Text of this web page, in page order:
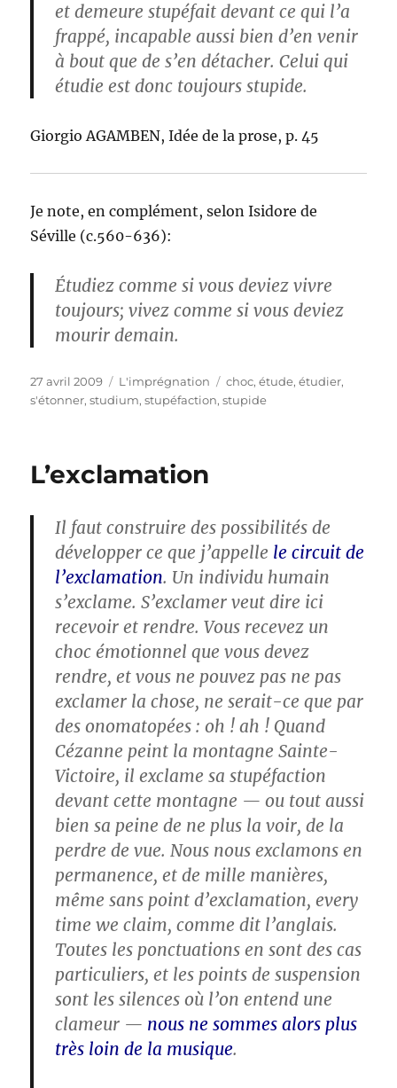
et demeure stupéfait devant ce qui l’a
frappé, incapable aussi bien d’en venir
à bout que de s’en détacher. Celui qui
étudie est donc toujours stupide.
Giorgio AGAMBEN, Idée de la prose, p. 45
Je note, en complément, selon Isidore de
Séville (c.560-636):
Étudiez comme si vous deviez vivre
toujours; vivez comme si vous deviez
mourir demain.
Publié
le
27 avril 2009 Catégories
L'imprégnation Étiquettes
choc,étude,étudier,
s'étonner,studium,stupéfaction,stupide
L’exclamation
Il faut construire des possibilités de
développer ce que j’appelle le circuit de
l’exclamation. Un individu humain
s’exclame. S’exclamer veut dire ici
recevoir et rendre. Vous recevez un
choc émotionnel que vous devez
rendre, et vous ne pouvez pas ne pas
exclamer la chose, ne serait-ce que par
des onomatopées : oh ! ah ! Quand
Cézanne peint la montagne Sainte-
Victoire, il exclame sa stupéfaction
devant cette montagne — ou tout aussi
bien sa peine de ne plus la voir, de la
perdre de vue. Nous nous exclamons en
permanence, et de mille manières,
même sans point d’exclamation, every
time we claim, comme dit l’anglais.
Toutes les ponctuations en sont des cas
particuliers, et les points de suspension
sont les silences où l’on entend une
clameur — nous ne sommes alors plus
très loin de la musique.